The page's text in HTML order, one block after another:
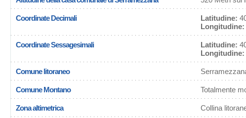
Coordinate Decimali Latitudine:
Longitudine:
Coordinate Sessagesimali Latitudine:
Longitudine:
Comune litoraneo
Comune Montano Totalmente
Zona altimetrica Collina